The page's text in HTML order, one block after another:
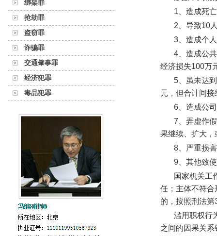
绑架罪
抢劫罪
盗窃罪
诈骗罪
交通肇事罪
经济犯罪
毒品犯罪
1、造成死
2、导致10
3、造成个
4、造成公
经济损失100万
5、虽未达
元，但合计间
6、造成公
7、弄虚作
果继续、扩大
8、严重损
9、其他致
国家机关工
任；主体不符
的，按照刑法
滥用职权行
之间的因果关